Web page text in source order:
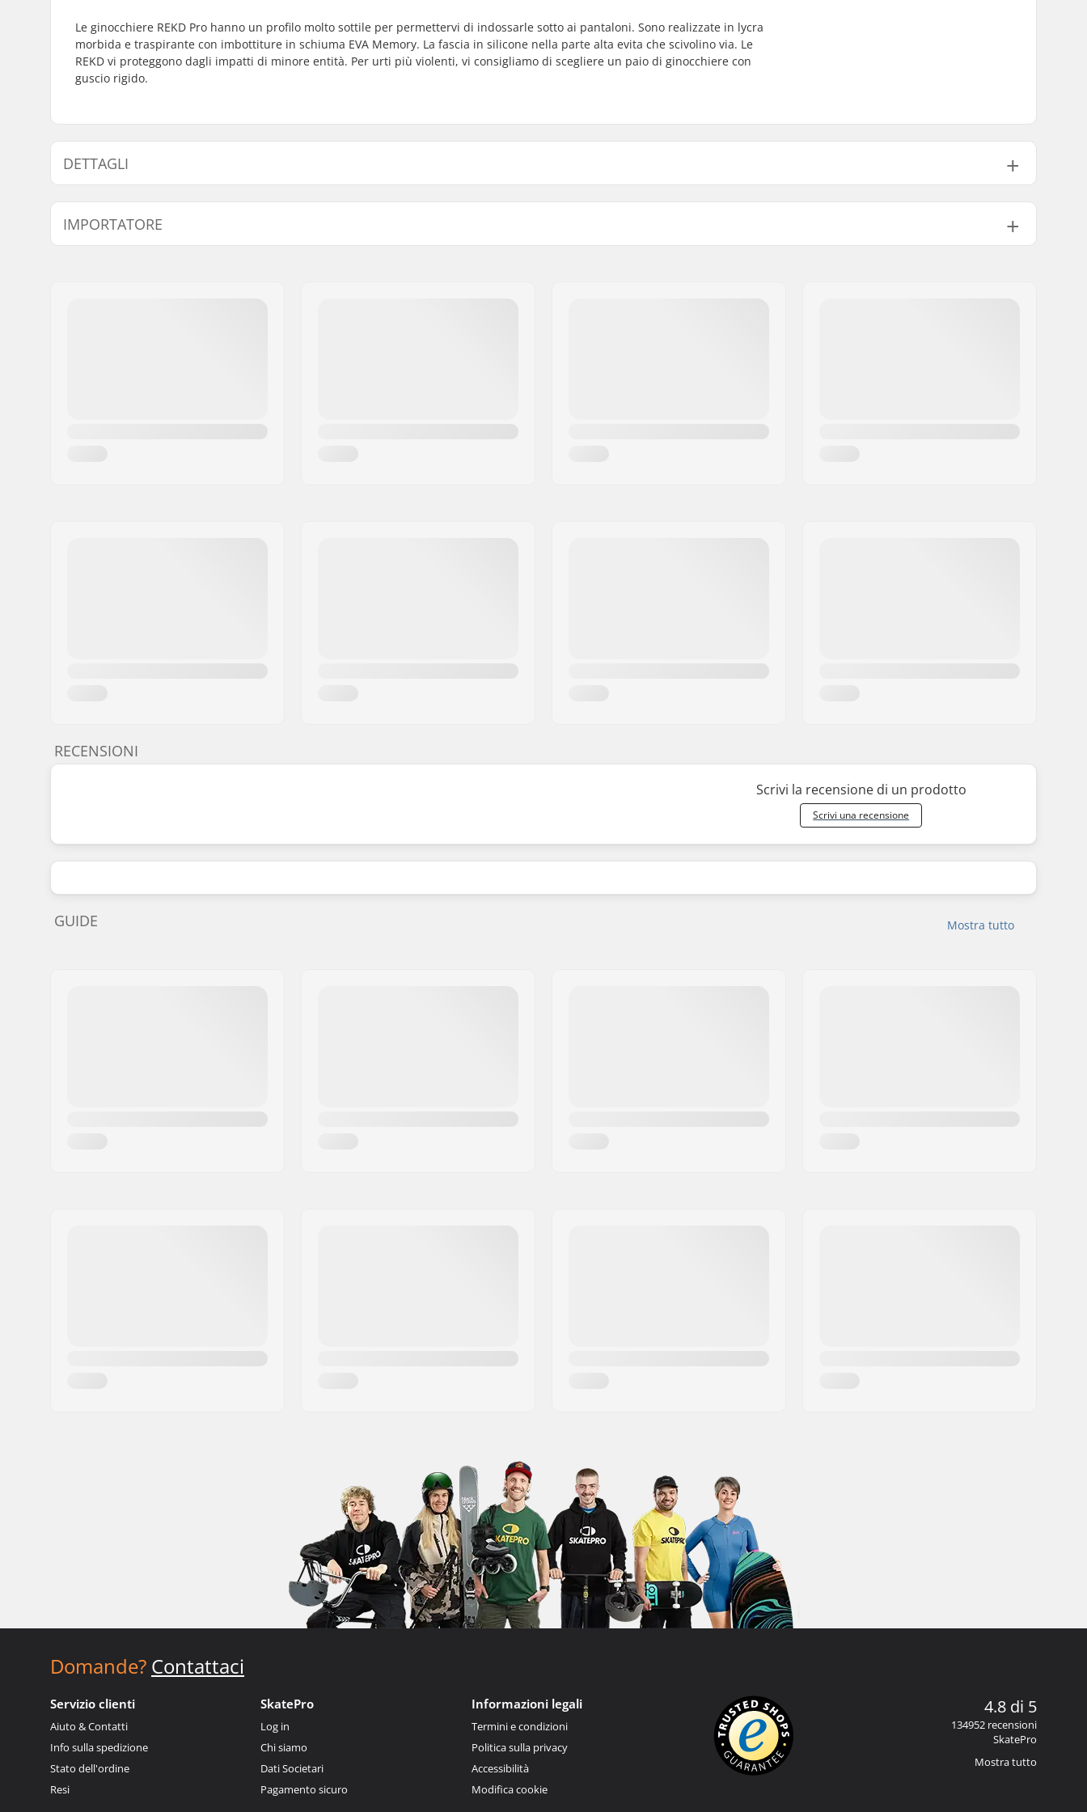
Le ginocchiere REKD Pro hanno un profilo molto sottile per permettervi di indossarle sotto ai pantaloni. Sono realizzate in lycra
morbida e traspirante con imbottiture in schiuma EVA Memory. La fascia in silicone nella parte alta evita che scivolino via. Le
REKD vi proteggono dagli impatti di minore entità. Per urti più violenti, vi consigliamo di scegliere un paio di ginocchiere con
guscio rigido.
DETTAGLI
Protezione:
EVA foam
Sistema di fissaggio:
Stile: Lycra
IMPORTATORE
RECENSIONI
Scrivi la recensione di un prodotto
Scrivi una recensione
Mostra tutto
GUIDE
Domande? Contattaci
Servizio clienti
Aiuto & Contatti
Info sulla spedizione
Stato dell'ordine
Resi
SkatePro
Log in
Chi siamo
Dati Societari
Pagamento sicuro
Informazioni legali
Termini e condizioni
Politica sulla privacy
Accessibilità
Modifica cookie
4.8 di 5
134952 recensioni
SkatePro
Mostra tutto